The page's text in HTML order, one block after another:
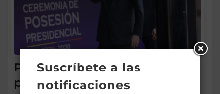
Presidente Abinader
participa en la transmisión
Suscríbete a las
notificaciones